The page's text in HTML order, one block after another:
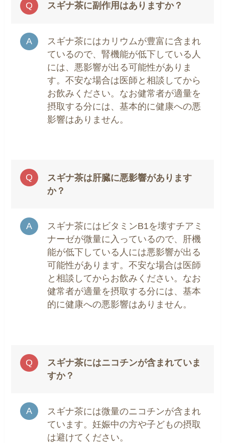
スギナ茶に副作用はありますか？
スギナ茶にはカリウムが豊富に含まれ
ているので、腎機能が低下している人
には、悪影響が出る可能性がありま
す。不安な場合は医師と相談してから
お飲みください。なお健常者が適量を
摂取する分には、基本的に健康への悪
影響はありません。
スギナ茶は肝臓に悪影響があります
か？
スギナ茶にはビタミンB1を壊すチアミ
ナーゼが微量に入っているので、肝機
能が低下している人には悪影響が出る
可能性があります。不安な場合は医師
と相談してからお飲みください。なお
健常者が適量を摂取する分には、基本
的に健康への悪影響はありません。
スギナ茶にはニコチンが含まれていま
すか？
スギナ茶には微量のニコチンが含まれ
ています。妊娠中の方や子どもの摂取
は避けてください。